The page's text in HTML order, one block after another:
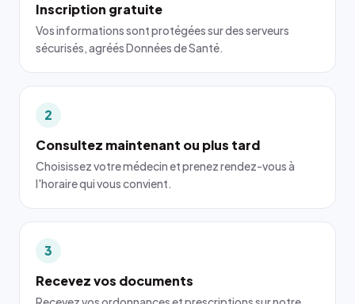
Inscription gratuite
Vos informations sont protégées sur des serveurs
sécurisés, agréés Données de Santé.
2
Consultez maintenant ou plus tard
Choisissez votre médecin et prenez rendez-vous à
l'horaire qui vous convient.
3
Recevez vos documents